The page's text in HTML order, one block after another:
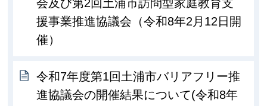
会及び第2回土浦市訪問型家庭教育支
援事業推進協議会（令和8年2月12日開
催）
令和7年度第1回土浦市バリアフリー推
進協議会の開催結果について(令和8年